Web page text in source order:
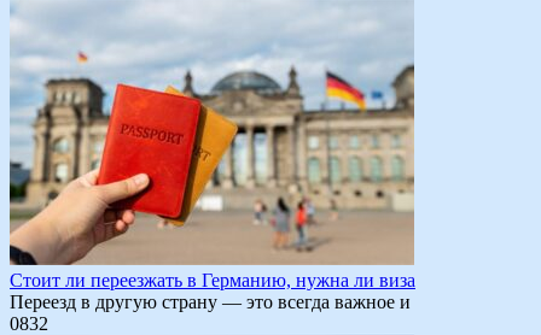
Стоит ли переезжать в Германию, нужна ли виза
Переезд в другую страну — это всегда важное и
0832